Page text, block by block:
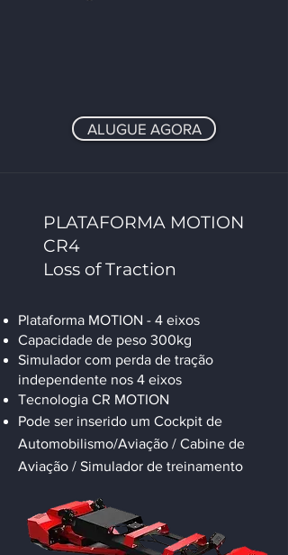
ALUGUE AGORA
PLATAFORMA MOTION
CR4
Loss of Traction
Plataforma MOTION - 4 eixos
Capacidade de peso 300kg
Simulador com perda de tração
independente nos 4 eixos
Tecnologia CR MOTION
Pode ser inserido um Cockpit de
Automobilismo/Aviação / Cabine de
Aviação / Simulador de treinamento